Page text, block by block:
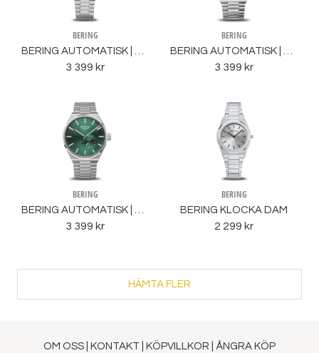
BERING
3 399 kr
BERING
3 399 kr
BERING
3 399 kr
BERING
BERING KLOCKA DAM
2 299 kr
HÄMTA FLER
OM OSS KONTAKT KÖPVILLKOR ÅNGRA KÖP